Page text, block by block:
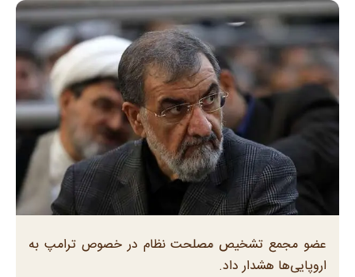
عضو مجمع تشخیص مصلحت نظام در خصوص ترامپ به
اروپایی‌ها هشدار داد.